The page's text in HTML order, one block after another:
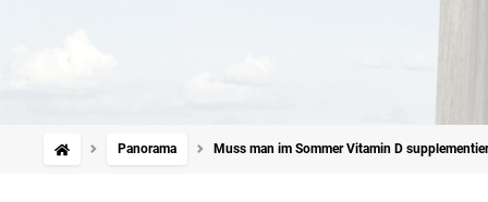
Panorama Muss man im Sommer Vitamin D